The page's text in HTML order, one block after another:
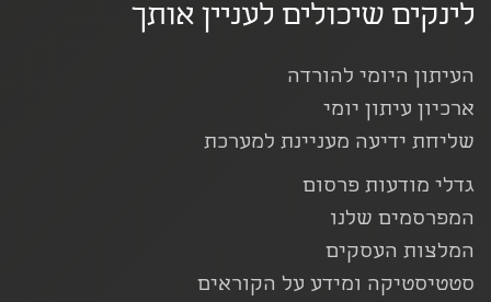
לינקים שיכולים לעניין אותך
העיתון היומי להורדה
ארכיון עיתון יומי
שליחת ידיעה מעניינת למערכת
גדלי מודעות פרסום
המפרסמים שלנו
המלצות העסקים
סטטיסטיקה ומידע על הקוראים